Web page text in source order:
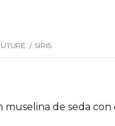
/ SIRIS
muselina de seda